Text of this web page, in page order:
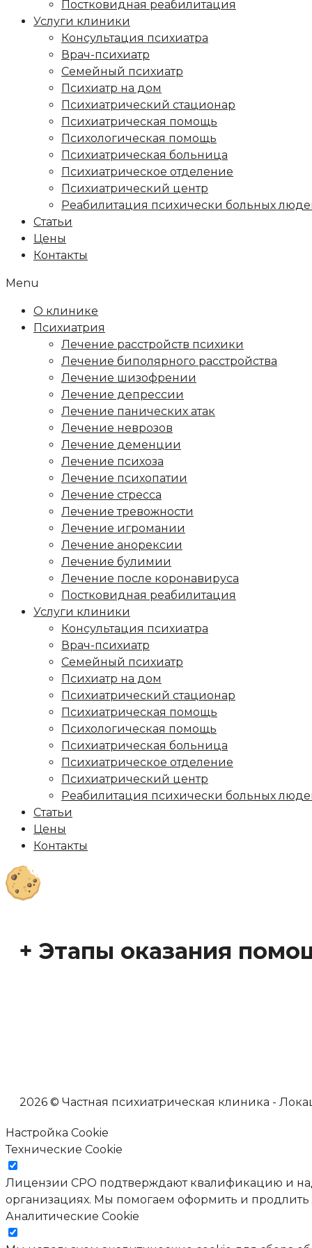
Постковидная реабилитация
Услуги клиники
Консультация психиатра
Врач-психиатр
Семейный психиатр
Психиатр на дом
Психиатрический стационар
Психиатрическая помощь
Психологическая помощь
Психиатрическая больница
Психиатрическое отделение
Психиатрический центр
Реабилитация психически больных
Статьи
Цены
Контакты
Menu
О клинике
Психиатрия
Лечение расстройств психики
Лечение биполярного расстройства
Лечение шизофрении
Лечение депрессии
Лечение панических атак
Лечение неврозов
Лечение деменции
Лечение психоза
Лечение психопатии
Лечение стресса
Лечение тревожности
Лечение игромании
Лечение анорексии
Лечение булимии
Лечение после коронавируса
Постковидная реабилитация
Услуги клиники
Консультация психиатра
Врач-психиатр
Семейный психиатр
Психиатр на дом
Психиатрический стационар
Психиатрическая помощь
Психологическая помощь
Психиатрическая больница
Психиатрическое отделение
Психиатрический центр
Реабилитация психически больных
Статьи
Цены
Контакты
+ Этапы оказания
2026 © Частная психиатрическая клиника -
Настройка Cookie
Технические Cookie
Лицензии СРО подтверждают квалификацию и
организациях. Мы помогаем оформить и
Аналитические Cookie